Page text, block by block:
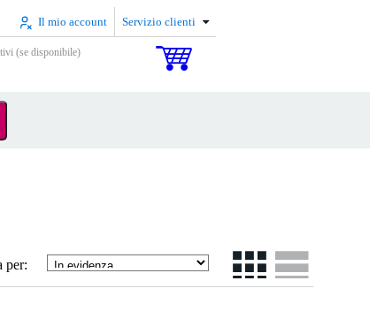
Il mio account Servizio clienti
(se disponibile)
per: